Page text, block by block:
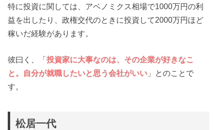
特に投資に関しては、アベノミクス相場で1000万円の利
益を出したり、政権交代のときに投資して2000万円ほど
稼いだ経験があります。
彼曰く、「投資家に大事なのは、その企業が好きなこ
と。自分が就職したいと思う会社がいい 」とのことで
す。
松居一代